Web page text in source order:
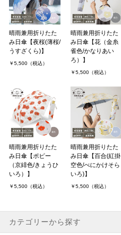
晴雨兼用折りたた
み日傘【夜桜(薄桜/
うすざくら)】
￥5,500（税込）
晴雨兼用折りたた
み日傘【花（金糸
雀色/かなりあい
ろ）】
￥5,500（税込）
晴雨兼用折りたた
み日傘【ポピー
（京緋色/きょうひ
いろ）】
￥5,500（税込）
晴雨兼用折りたた
み日傘【百合(紅掛
空色/べにかけそら
いろ)】
￥5,500（税込）
カテゴリーから探す